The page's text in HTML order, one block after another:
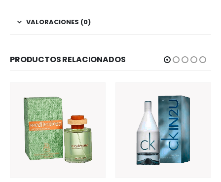
VALORACIONES (0)
PRODUCTOS RELACIONADOS